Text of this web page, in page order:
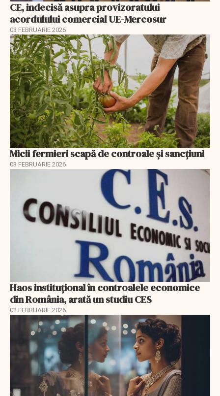
CE, indecisă asupra provizoratului
acordulului comercial UE-Mercosur
03 FEBRUARIE 2026
Micii fermieri scapă de controale și sancțiuni
03 FEBRUARIE 2026
Haos instituțional în controalele economice
din România, arată un studiu CES
02 FEBRUARIE 2026